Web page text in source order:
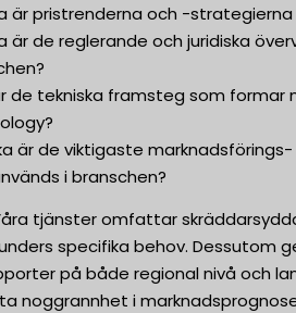
är pristrenderna och -
är de reglerande och juridiska
de tekniska framsteg som formar
är de viktigaste
i branschen?
tjänster omfattar
specifika behov. Dessutom
på både regional nivå och
noggrannhet i